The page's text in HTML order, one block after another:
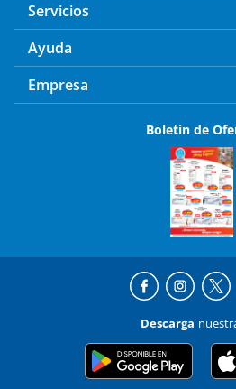
Servicios
Ayuda
Empresa
Boletín de
Descarga